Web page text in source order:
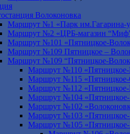
Волоконовка
Маршрут №1 «Парк им.Гагарина-
Маршрут №2 «ЦРБ-магазин
Маршрут №101 «Пятницкое-
Маршрут №109 Пятницкое –
Маршрут №109 “Пятницкое-
Маршрут №110 «Пятницкое-
Маршрут №115
Маршрут №112
Маршрут №104 «Пятницкое-
Маршрут №102
Маршрут №103
Маршрут №105